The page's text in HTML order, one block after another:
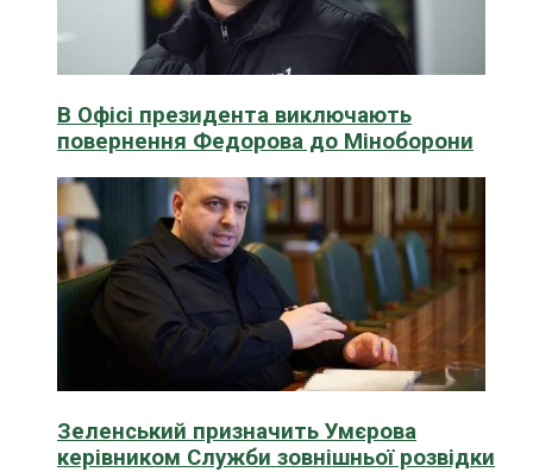
В Офісі президента виключають
повернення Федорова до Міноборони
Зеленський призначить Умєрова
керівником Служби зовнішньої розвідки